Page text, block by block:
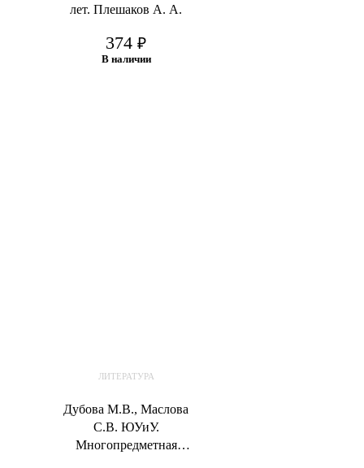
лет. Плешаков А. А.
374 ₽
В наличии
ЛИТЕРАТУРА
Дубова М.В., Маслова
С.В. ЮУиУ.
Многопредметная